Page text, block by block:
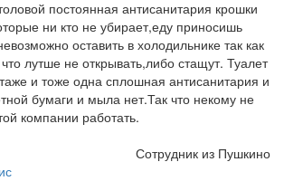
постоянная антисанитария крошки
ни кто не убирает,еду приносишь
оставить в холодильнике так как
лутше не открывать,либо стащут. Туалет
и тоже одна сплошная антисанитария и
бумаги и мыла нет.Так что некому не
компании работать.
Сотрудник из Пушкино